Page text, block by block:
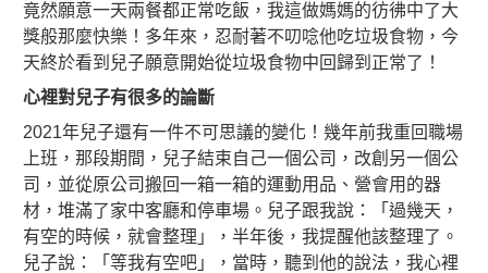
竟然願意一天兩餐都正常吃飯，我這做媽媽的彷彿中了大
獎般那麼快樂！多年來，忍耐著不叨唸他吃垃圾食物，今
天終於看到兒子願意開始從垃圾食物中回歸到正常了！
心裡對兒子有很多的論斷
2021年兒子還有一件不可思議的變化！幾年前我重回職場
上班，那段期間，兒子結束自己一個公司，改創另一個公
司，並從原公司搬回一箱一箱的運動用品、營會用的器
材，堆滿了家中客廳和停車場。兒子跟我說：「過幾天，
有空的時候，就會整理」，半年後，我提醒他該整理了。
兒子說：「等我有空吧」，當時，聽到他的說法，我心裡